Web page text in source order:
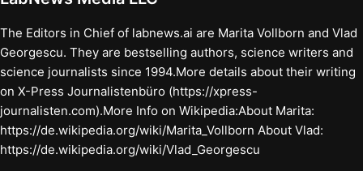
The Editors in Chief of labnews.ai are Marita Vollborn and Vlad
Georgescu. They are bestselling authors, science writers and
science journalists since 1994.More details about their writing
on X-Press Journalistenbüro (https://xpress-
journalisten.com).More Info on Wikipedia:About Marita:
https://de.wikipedia.org/wiki/Marita_Vollborn About Vlad:
https://de.wikipedia.org/wiki/Vlad_Georgescu